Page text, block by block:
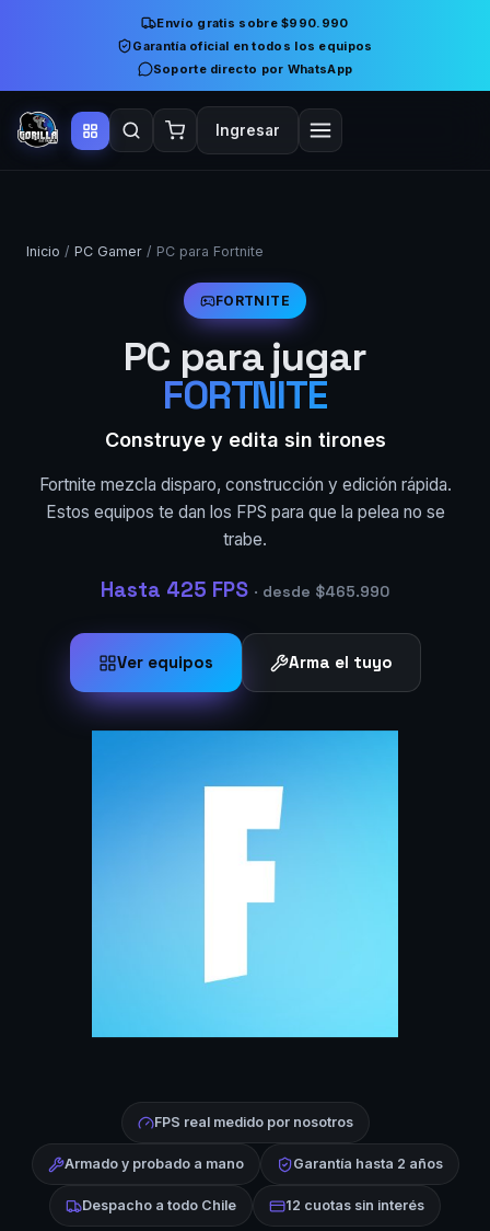
Envío gratis sobre $990.990
Garantía oficial en todos los equipos
Soporte directo por WhatsApp
Ingresar
Inicio / PC Gamer / PC para Fortnite
FORTNITE
PC para jugar
FORTNITE
Construye y edita sin tirones
Fortnite mezcla disparo, construcción y edición rápida.
Estos equipos te dan los FPS para que la pelea no se
trabe.
Hasta 425 FPS · desde $465.990
Ver equipos Arma el tuyo
FPS real medido por nosotros
Armado y probado a mano Garantía hasta 2 años
Despacho a todo Chile 12 cuotas sin interés